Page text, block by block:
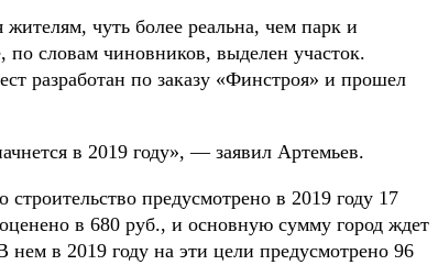
чуть более реальна, чем парк и
словам чиновников, выделен участок.
разработан по заказу «Финстроя» и прошел
в 2019 году», — заявил Артемьев.
предусмотрено в 2019 году 17
в 680 руб., и основную сумму город ждет
нем в 2019 году на эти цели предусмотрено 96